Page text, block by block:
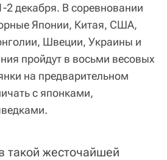
2 декабря. В соревновании
Японии, Китая, США,
Швеции, Украины и
пройдут в восьми весовых
на предварительном
с японками,
такой жесточайшей